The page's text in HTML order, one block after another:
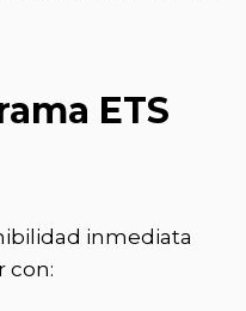
ETS
inmediata
con: